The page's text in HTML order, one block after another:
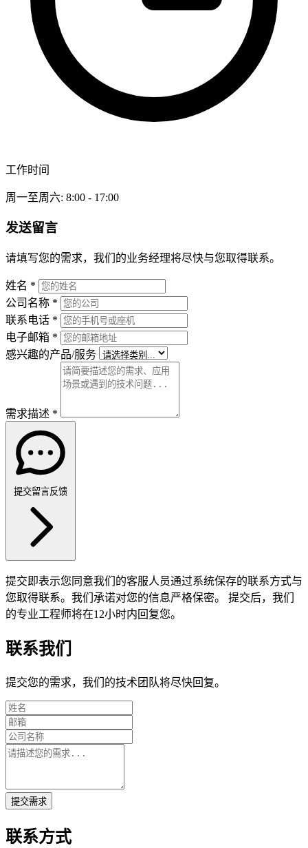
工作时间
周一至周六: 8:00 - 17:00
发送留言
请填写您的需求，我们的业务经理将尽快与您取得联系。
姓名 *
公司名称 *
联系电话 *
电子邮箱 *
感兴趣的产品/服务
需求描述 *
提交留言反馈
提交即表示您同意我们的客服人员通过系统保存的联系方式与
您取得联系。我们承诺对您的信息严格保密。 提交后，我们
的专业工程师将在12小时内回复您。
联系我们
提交您的需求，我们的技术团队将尽快回复。
提交需求
联系方式